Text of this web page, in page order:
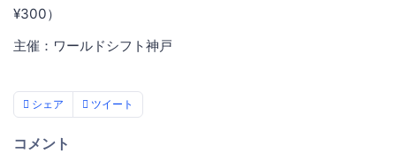
¥300）
主催：ワールドシフト神戸
シェア ツイート
コメント